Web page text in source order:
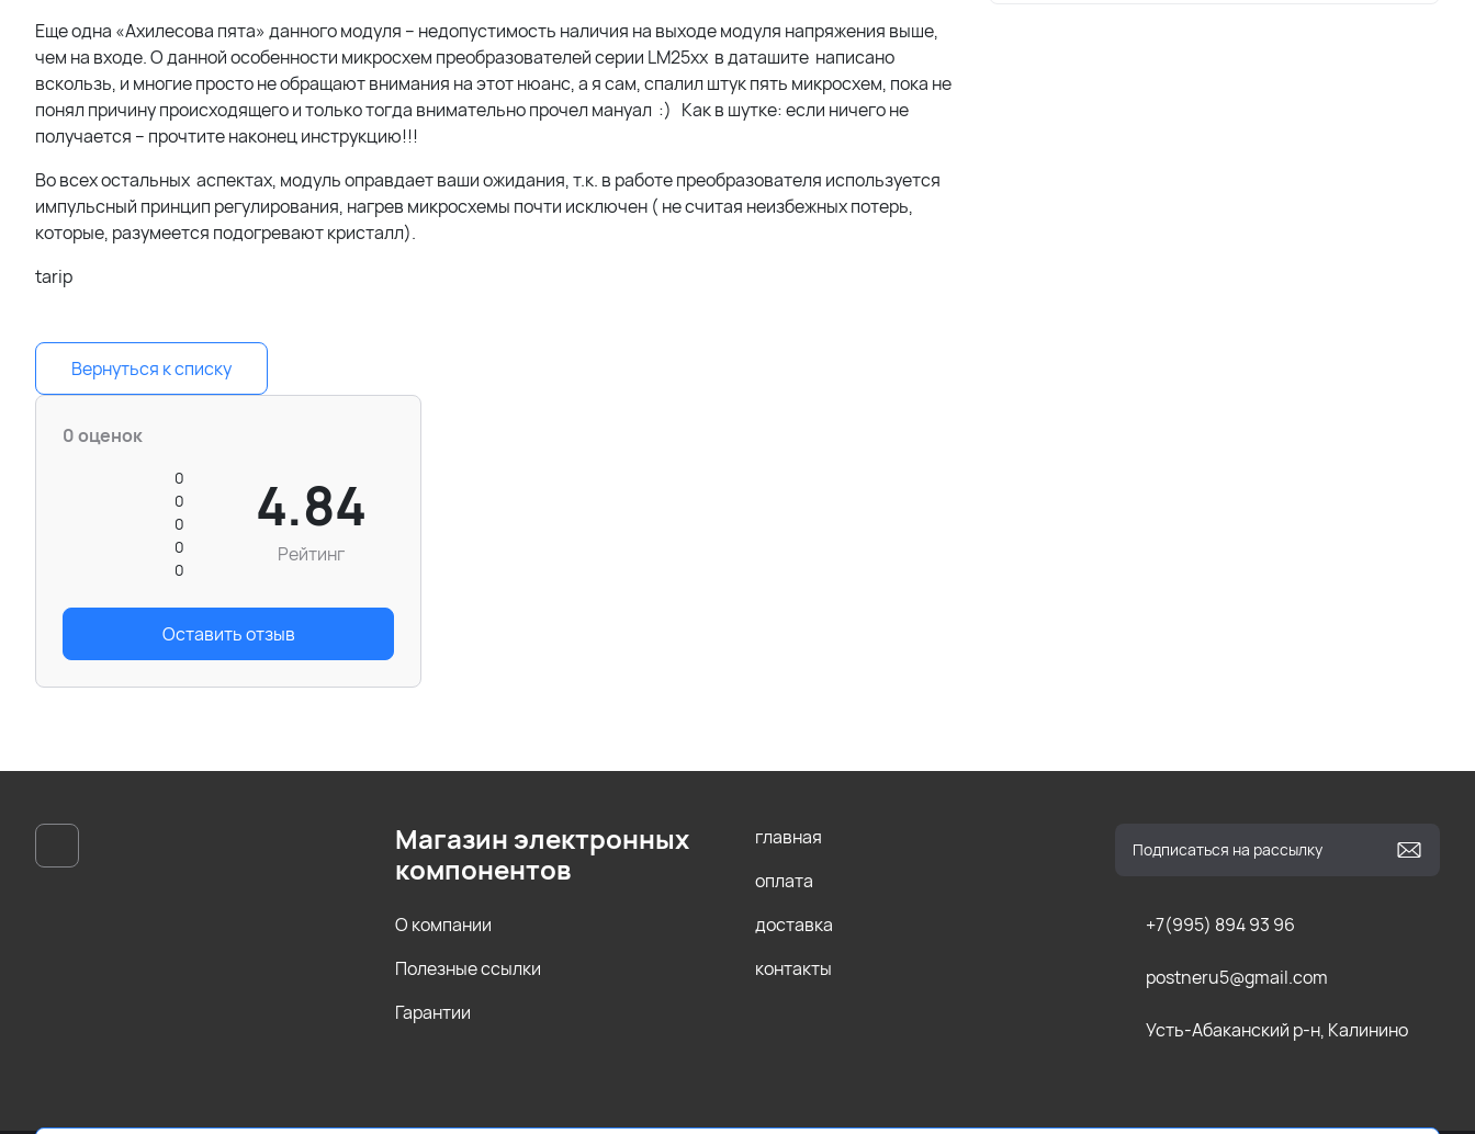
Еще одна «Ахилесова пята» данного модуля – недопустимость наличия на выходе модуля напряжения выше,
чем на входе. О данной особенности микросхем преобразователей серии LM25xx в даташите написано
вскользь, и многие просто не обращают внимания на этот нюанс, а я сам, спалил штук пять микросхем, пока не
понял причину происходящего и только тогда внимательно прочел мануал :) Как в шутке: если ничего не
получается – прочтите наконец инструкцию!!!
Во всех остальных аспектах, модуль оправдает ваши ожидания, т.к. в работе преобразователя используется
импульсный принцип регулирования, нагрев микросхемы почти исключен ( не считая неизбежных потерь,
которые, разумеется подогревают кристалл).
tarip
Вернуться к списку
0 оценок
0
0
0
0
0
4.84
Рейтинг
Оставить отзыв
+7(995) 894 93 96
postneru5@gmail.com
Усть-Абаканский р-н, Калинино
Магазин электронных
компонентов
О компании
Полезные ссылки
Гарантии
главная
оплата
доставка
контакты